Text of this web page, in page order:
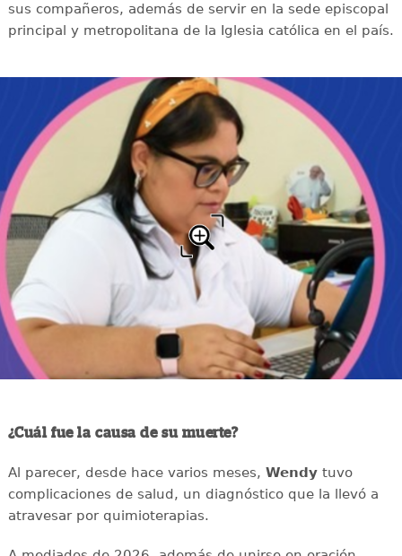
sus compañeros, además de servir en la sede episcopal
principal y metropolitana de la Iglesia católica en el país.
¿Cuál fue la causa de su muerte?
Al parecer, desde hace varios meses, Wendytuvo
complicaciones de salud, un diagnóstico que la llevó a
atravesar por quimioterapias.